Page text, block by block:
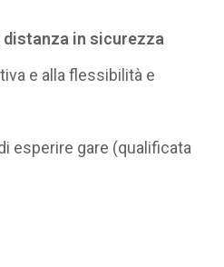
in sicurezza
e alla flessibilità e
esperire gare (qualificata